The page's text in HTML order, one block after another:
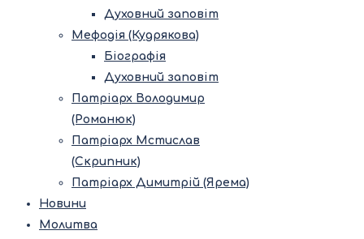
Духовний заповіт
Мефодія (Кудрякова)
Біографія
Духовний заповіт
Патріарх Володимир
(Романюк)
Патріарх Мстислав
(Скрипник)
Патріарх Димитрій (Ярема)
Новини
Молитва